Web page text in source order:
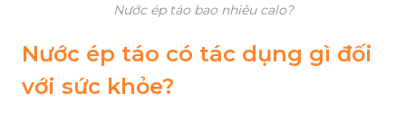
Nước ép táo bao nhiêu calo?
Nước ép táo có tác dụng gì đối
với sức khỏe?